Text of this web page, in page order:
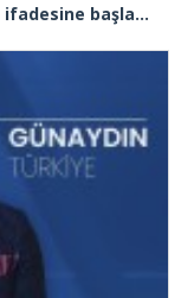
Adliyeye sevk edilen Sinem Dedetaş’ın ifadesine başlandı